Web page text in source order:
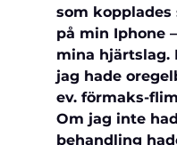
som kopplades
på min Iphone
mina hjärtslag.
jag hade
ev. förmaks-
Om jag inte
behandling